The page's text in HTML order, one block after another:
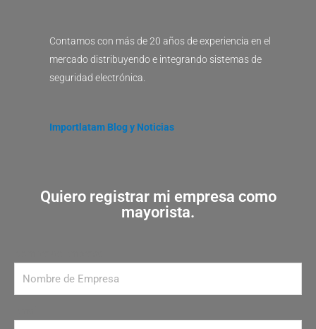
Contamos con más de 20 años de experiencia en el
mercado distribuyendo e integrando sistemas de
seguridad electrónica.
Importlatam Blog y Noticias
Quiero registrar mi empresa como
mayorista.